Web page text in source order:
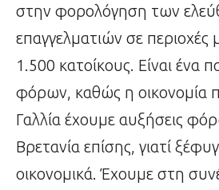
στην φορολόγηση των
επαγγελματιών σε
1.500 κατοίκους. Είναι ένα
φόρων, καθώς η οικονομία
Γαλλία έχουμε αυξήσεις
Βρετανία επίσης, γιατί
οικονομικά. Έχουμε στη